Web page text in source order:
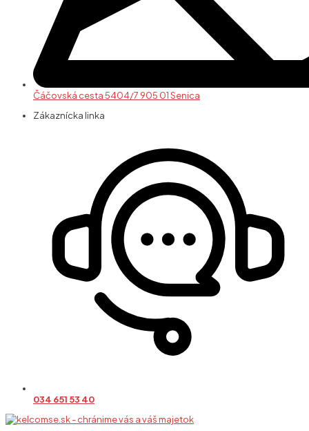
Čáčovská cesta 5404/7 905 01 Senica
Zákaznícka linka
034 651 53 40